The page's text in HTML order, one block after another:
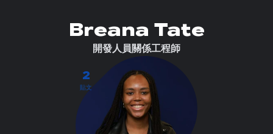
2
貼文
Breana Tate
開發人員關係工程師